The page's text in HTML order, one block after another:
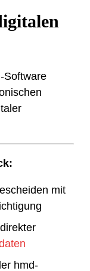
Software
mit
hmd-